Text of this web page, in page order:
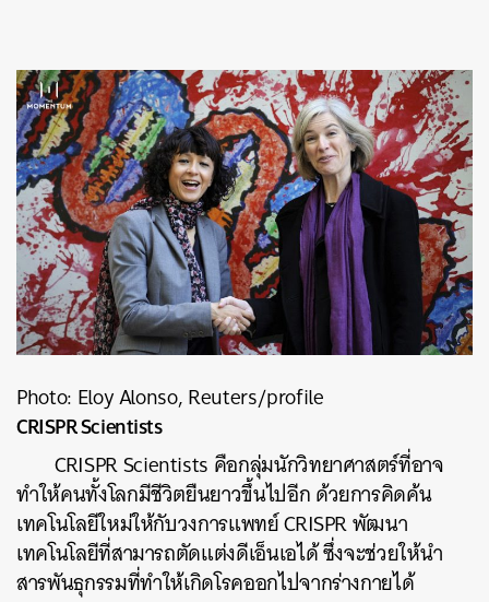
Photo: Eloy Alonso, Reuters/profile
CRISPR Scientists
CRISPR Scientists คือกลุ่มนักวิทยาศาสตร์ที่อาจ
ทำให้คนทั้งโลกมีชีวิตยืนยาวขึ้นไปอีก ด้วยการคิดค้น
เทคโนโลยีใหม่ให้กับวงการแพทย์ CRISPR พัฒนา
เทคโนโลยีที่สามารถตัดแต่งดีเอ็นเอได้ ซึ่งจะช่วยให้นำ
สารพันธุกรรมที่ทำให้เกิดโรคออกไปจากร่างกายได้